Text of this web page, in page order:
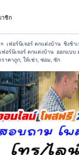
าชิก
» เฟอร์นิเจอร์ ตกแต่งบ้าน  ชิงช้า
ฟอร์นิเจอร์ ตกแต่งบ้าน  ออกแบ
าคาถูก, ให้เช่า, ซ่อม, ซัก